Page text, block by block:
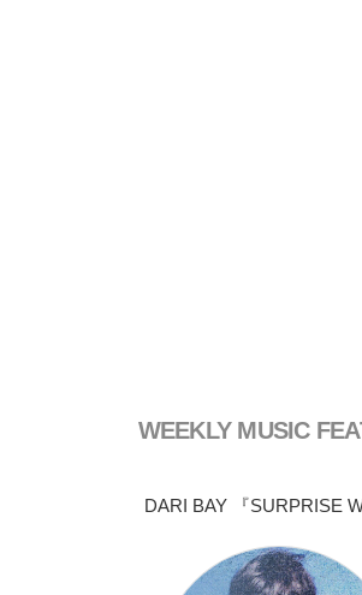
WEEKLY MUSIC
DARI BAY 『SURPRISE